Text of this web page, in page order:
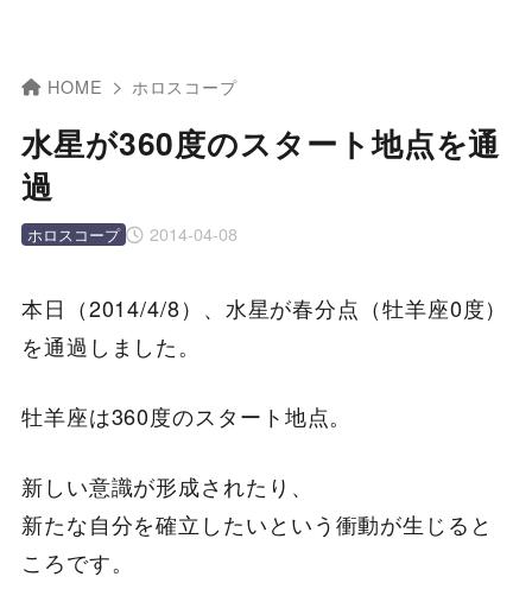
HOME ホロスコープ
水星が360度のスタート地点を通
過
2014-04-08
ホロスコープ
本日（2014/4/8）、水星が春分点（牡羊座0度）
を通過しました。
牡羊座は360度のスタート地点。
新しい意識が形成されたり、
新たな自分を確立したいという衝動が生じると
ころです。